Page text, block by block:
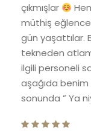
çıkmışlar
müthiş
gün yaşattılar.
tekneden
ilgili personeli
aşağıda
sonunda ” Ya